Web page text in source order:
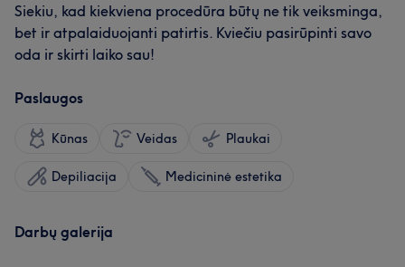
Siekiu, kad kiekviena procedūra būtų ne tik veiksminga,
bet ir atpalaiduojanti patirtis. Kviečiu pasirūpinti savo
oda ir skirti laiko sau!
Paslaugos
Kūnas Veidas Plaukai
Depiliacija Medicininė estetika
Darbų galerija